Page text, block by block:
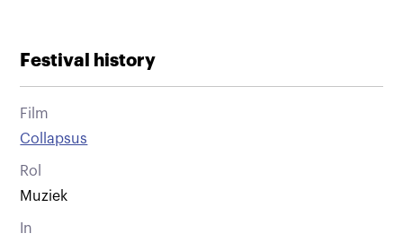
Festival history
Film
Collapsus
Rol
Muziek
In